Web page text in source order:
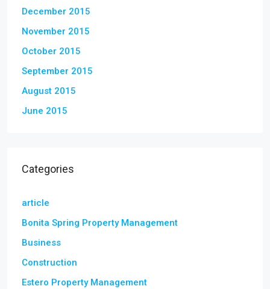
December 2015
November 2015
October 2015
September 2015
August 2015
June 2015
Categories
article
Bonita Spring Property Management
Business
Construction
Estero Property Management